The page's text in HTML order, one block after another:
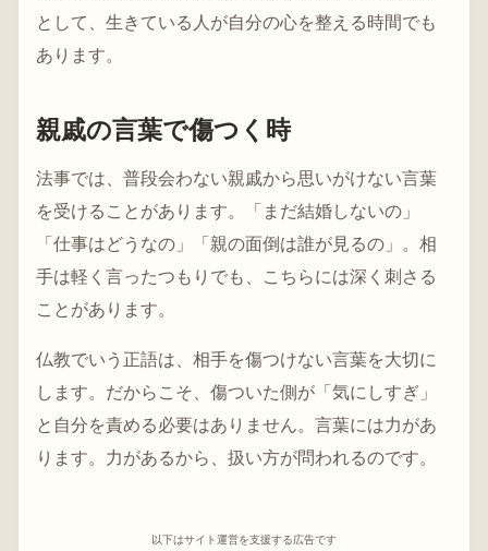
として、生きている人が自分の心を整える時間でも
あります。
親戚の言葉で傷つく時
法事では、普段会わない親戚から思いがけない言葉
を受けることがあります。「まだ結婚しないの」
「仕事はどうなの」「親の面倒は誰が見るの」。相
手は軽く言ったつもりでも、こちらには深く刺さる
ことがあります。
仏教でいう正語は、相手を傷つけない言葉を大切に
します。だからこそ、傷ついた側が「気にしすぎ」
と自分を責める必要はありません。言葉には力があ
ります。力があるから、扱い方が問われるのです。
以下はサイト運営を支援する広告です